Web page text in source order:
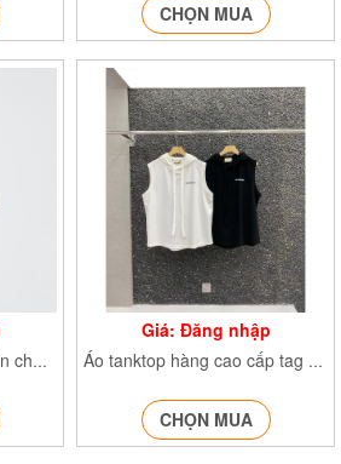
CHỌN MUA
Áo nam polo vải cá sấu in chữ phong cách hàn quốc phối túi ngực
Giá: Đăng nhập
Áo tanktop hàng cao cấp tag cao su, chất thun Hàn mềm mịn, basic 3055
CHỌN MUA